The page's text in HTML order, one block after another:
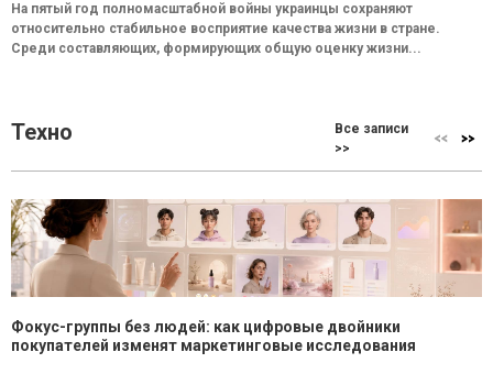
На пятый год полномасштабной войны украинцы сохраняют
относительно стабильное восприятие качества жизни в стране.
Среди составляющих, формирующих общую оценку жизни...
Техно
Все записи
>>
Фокус-группы без людей: как цифровые двойники
покупателей изменят маркетинговые исследования